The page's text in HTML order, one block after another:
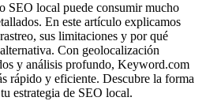
SEO local puede consumir mucho
En este artículo explicamos
sus limitaciones y por qué
Con geolocalización
y análisis profundo, Keyword.com
rápido y eficiente. Descubre la forma
estrategia de SEO local.